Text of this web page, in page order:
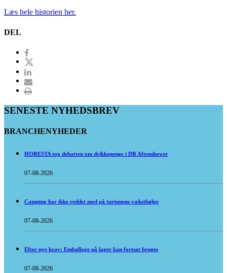
Læs hele historien her.
DEL
SENESTE NYHEDSBREV
BRANCHENYHEDER
HORESTA tog debatten om drikkepenge i DR Aftenshowet
07-08-2026
Camping har ikke reddet med på turismens vækstbølge
07-08-2026
Efter nye krav: Emballage på lager kan fortsat bruges
07-08-2026